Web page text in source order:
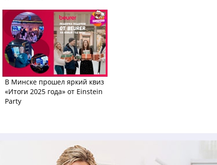
В Минске прошел яркий квиз
«Итоги 2025 года» от Einstein
Party